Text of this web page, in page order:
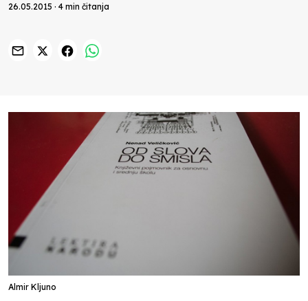
26.05.2015 · 4 min čitanja
Almir Kljuno